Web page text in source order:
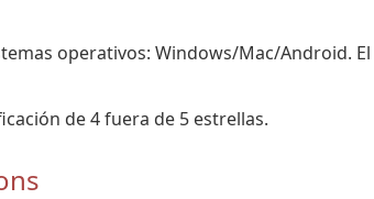
operativos: Windows/Mac/Android. El
de 4 fuera de 5 estrellas.